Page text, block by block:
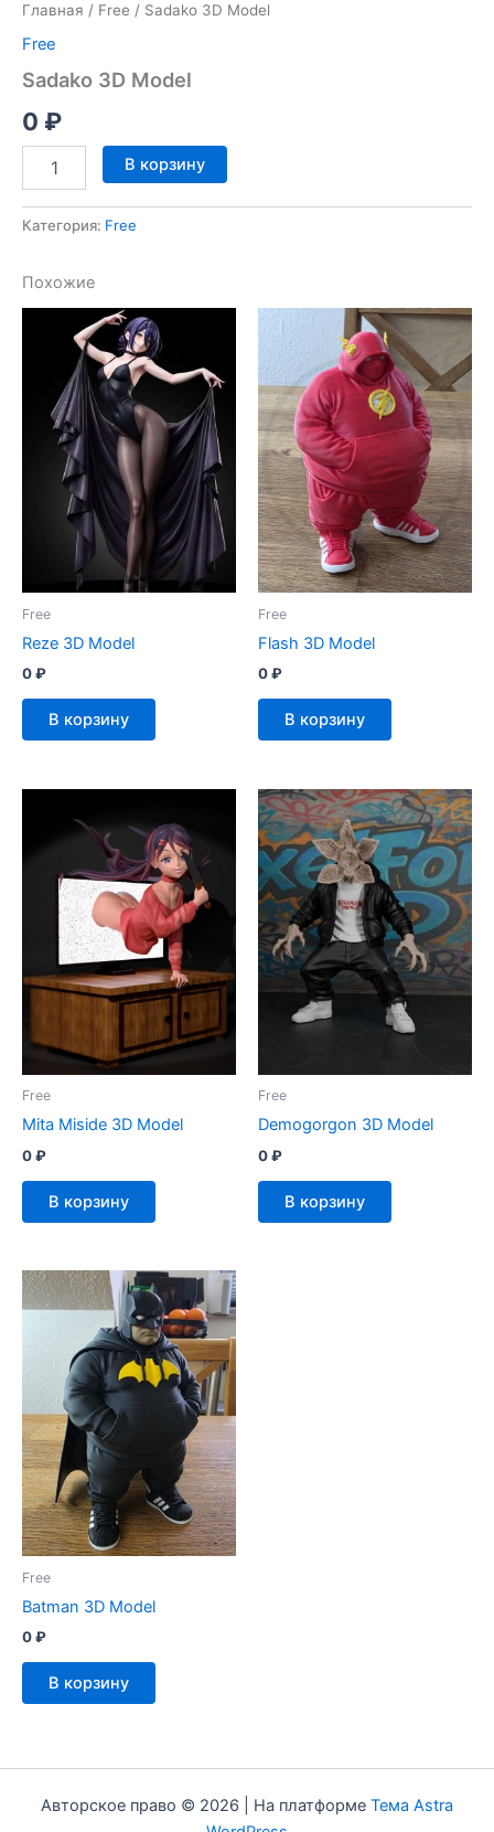
Главная / Free / Sadako 3D Model
Free
Sadako 3D Model
0 ₽
Количество
товара
3D
В корзину
Категория: Free
Похожие
Free
Reze 3D Model
0₽
В корзину
Free
Flash 3D Model
0₽
В корзину
Free
Mita Miside 3D Model
0₽
В корзину
Free
Demogorgon 3D Model
0₽
В корзину
Free
Batman 3D Model
0₽
В корзину
Авторское право © 2026 | На платформе Тема Astra